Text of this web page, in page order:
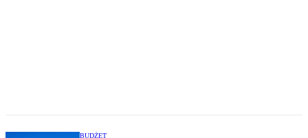
BUDŻET